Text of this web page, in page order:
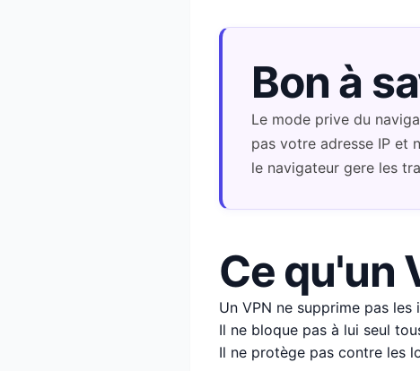
Bon à
Le mode prive du
pas votre adresse IP et
le navigateur gere les
Ce qu'un
Un VPN ne supprime pas
Il ne bloque pas à lui seul
Il ne protège pas contre les